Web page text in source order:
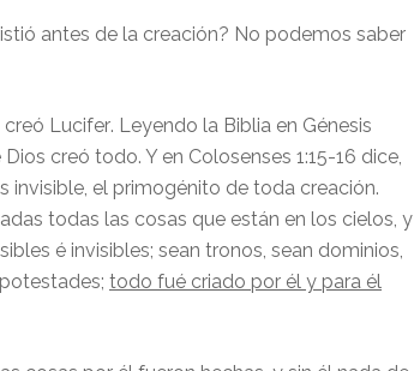
antes de la creación? No podemos saber
creó Lucifer. Leyendo la Biblia en Génesis
creó todo. Y en Colosenses 1:15-16 dice,
invisible, el primogénito de toda creación.
todas las cosas que están en los cielos, y
é invisibles; sean tronos, sean dominios,
todo fué criado por él y para él